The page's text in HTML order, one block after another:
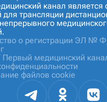
канал является
трансляции
о регистрации ЭЛ №
медицинский
файлов cookie